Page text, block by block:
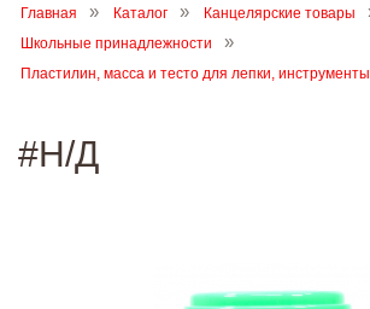
Главная Каталог
Канцелярские товары
Школьные принадлежности
Пластилин, масса и тесто для лепки, инструменты
#Н/Д